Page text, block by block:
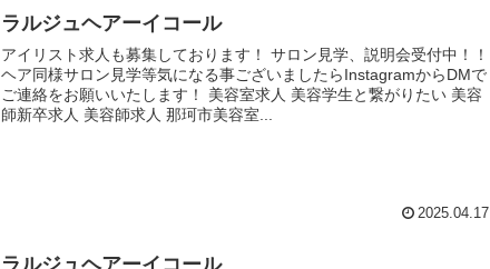
ラルジュヘアーイコール
アイリスト求人も募集しております！ サロン見学、説明会受付中！！
ヘア同様サロン見学等気になる事ございましたらInstagramからDMで
ご連絡をお願いいたします！ 美容室求人 美容学生と繋がりたい 美容
師新卒求人 美容師求人 那珂市美容室...
2025.04.17
ラルジュヘアーイコール